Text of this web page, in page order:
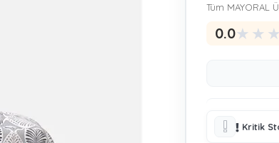
Tüm MAYORAL
0.0★ ★ ★
Kritik